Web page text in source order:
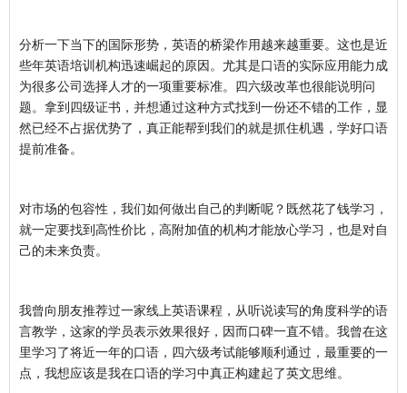
分析一下当下的国际形势，英语的桥梁作用越来越重要。这也是近
些年英语培训机构迅速崛起的原因。尤其是口语的实际应用能力成
为很多公司选择人才的一项重要标准。四六级改革也很能说明问
题。拿到四级证书，并想通过这种方式找到一份还不错的工作，显
然已经不占据优势了，真正能帮到我们的就是抓住机遇，学好口语
提前准备。
对市场的包容性，我们如何做出自己的判断呢？既然花了钱学习，
就一定要找到高性价比，高附加值的机构才能放心学习，也是对自
己的未来负责。
我曾向朋友推荐过一家线上英语课程，从听说读写的角度科学的语
言教学，这家的学员表示效果很好，因而口碑一直不错。我曾在这
里学习了将近一年的口语，四六级考试能够顺利通过，最重要的一
点，我想应该是我在口语的学习中真正构建起了英文思维。